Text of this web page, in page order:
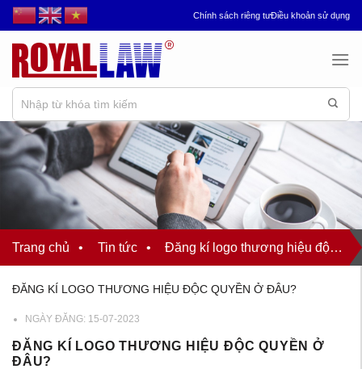
Chuyển
đến
nội
dung
Chính sách riêng tưĐiều khoản sử dụng
Trang chủ • Tin tức • Đăng kí logo thương hiệu độc quyền ở đâu?
ĐĂNG KÍ LOGO THƯƠNG HIỆU ĐỘC QUYỀN Ở ĐÂU?
NGÀY ĐĂNG: 15-07-2023
ĐĂNG KÍ LOGO THƯƠNG HIỆU ĐỘC QUYỀN Ở
ĐÂU?